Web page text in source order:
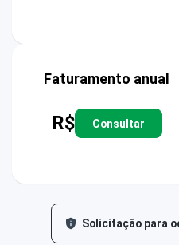
Faturamento anual
R$ Consultar
Solicitação para